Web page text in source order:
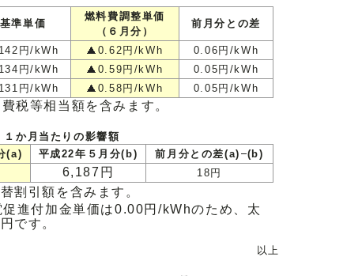
基準単価
燃料費調整単価
（６月分）
前月分との差
円/kWh 0.62円/kWh
0.06円/kWh
円/kWh 0.59円/kWh
0.05円/kWh
円/kWh 0.58円/kWh
0.05円/kWh
税等相当額を含みます。
か月当たりの影響額
(a)
平成22年５月分(b) 前月分との差(a)
(b)
6,187円
18円
割引額を含みます。
進付加金単価は0.00円/kWhのため、太
です。
以上